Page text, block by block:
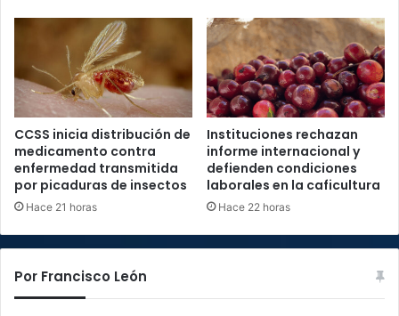
CCSS inicia distribución de
medicamento contra
enfermedad transmitida
por picaduras de insectos
Hace 21 horas
Instituciones rechazan
informe internacional y
defienden condiciones
laborales en la caficultura
Hace 22 horas
Por Francisco León